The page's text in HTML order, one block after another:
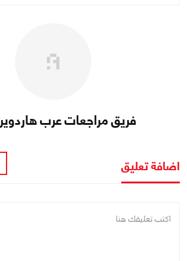
فريق مراجعات عرب هاردوير
اضافة تعليق